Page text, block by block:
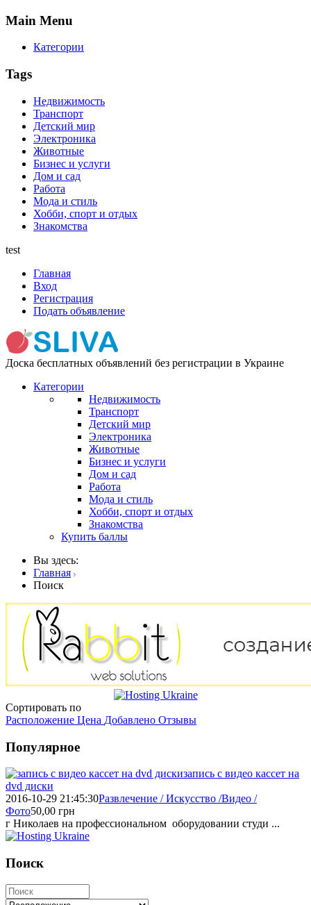
Main Menu
Категории
Tags
Недвижимость
Транспорт
Детский мир
Электроника
Животные
Бизнес и услуги
Дом и сад
Работа
Мода и стиль
Хобби, спорт и отдых
Знакомства
test
Главная
Вход
Регистрация
Подать объявление
Доска бесплатных объявлений без регистрации в Украине
Категории
Недвижимость
Транспорт
Детский мир
Электроника
Животные
Бизнес и услуги
Дом и сад
Работа
Мода и стиль
Хобби, спорт и отдых
Знакомства
Купить баллы
Вы здесь:
Главная
Поиск
Сортировать по
Расположение Цена Добавлено Отзывы
Популярное
запись с видео кассет на
dvd диски
2016-10-29 21:45:30Развлечение / Искусство /Видео /
Фото50,00 грн
г Николаев на профессиональном оборудовании студи ...
Поиск